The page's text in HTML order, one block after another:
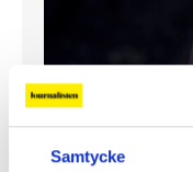
Samtycke
”Jag vill att